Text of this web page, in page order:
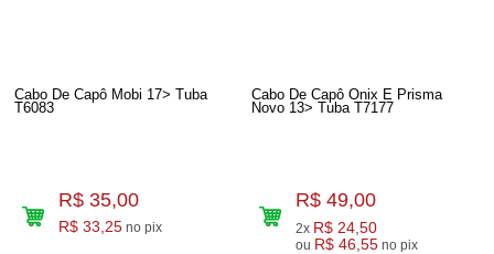
Cabo De Capô Mobi 17> Tuba
T6083
R$ 35,00
R$ 33,25 no pix
Cabo De Capô Onix E Prisma
Novo 13> Tuba T7177
R$ 49,00
2x R$ 24,50
ou R$ 46,55 no pix